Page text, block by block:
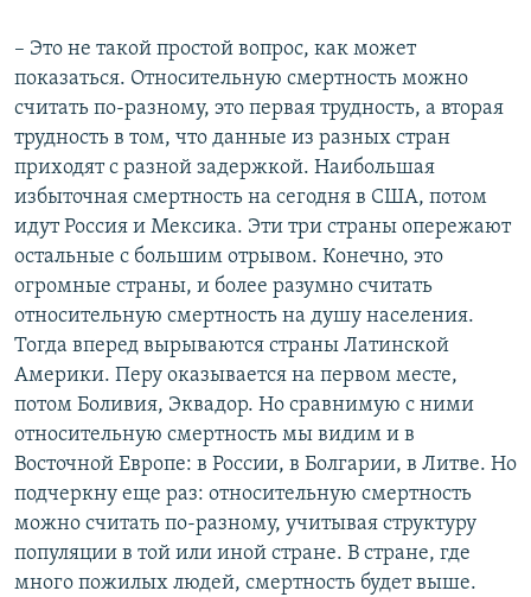
– Это не такой простой вопрос, как может
показаться. Относительную смертность можно
считать по-разному, это первая трудность, а вторая
трудность в том, что данные из разных стран
приходят с разной задержкой. Наибольшая
избыточная смертность на сегодня в США, потом
идут Россия и Мексика. Эти три страны опережают
остальные с большим отрывом. Конечно, это
огромные страны, и более разумно считать
относительную смертность на душу населения.
Тогда вперед вырываются страны Латинской
Америки. Перу оказывается на первом месте,
потом Боливия, Эквадор. Но сравнимую с ними
относительную смертность мы видим и в
Восточной Европе: в России, в Болгарии, в Литве. Но
подчеркну еще раз: относительную смертность
можно считать по-разному, учитывая структуру
популяции в той или иной стране. В стране, где
много пожилых людей, смертность будет выше.